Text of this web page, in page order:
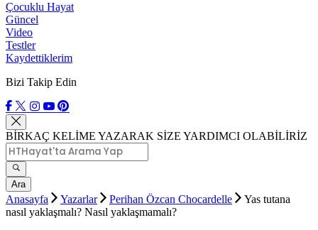
Çocuklu Hayat
Güncel
Video
Testler
Kaydettiklerim
Bizi Takip Edin
BİRKAÇ KELİME YAZARAK SİZE YARDIMCI OLABİLİRİZ
Ara
Anasayfa Yazarlar Perihan Özcan Chocardelle
Yas tutana
nasıl yaklaşmalı? Nasıl yaklaşmamalı?